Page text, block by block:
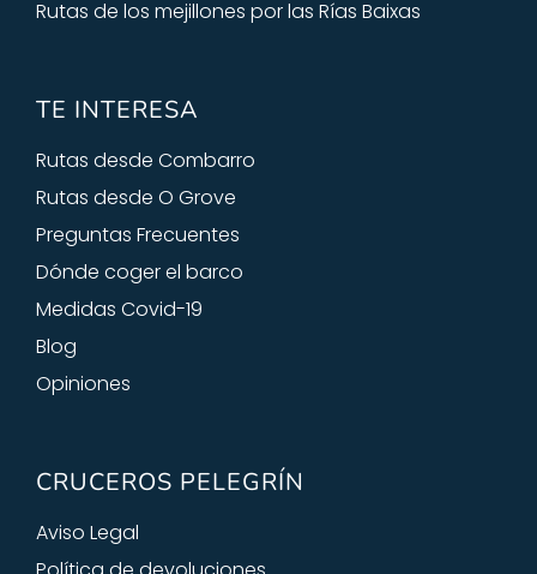
Rutas de los mejillones por las Rías Baixas
TE INTERESA
Rutas desde Combarro
Rutas desde O Grove
Preguntas Frecuentes
Dónde coger el barco
Medidas Covid-19
Blog
Opiniones
CRUCEROS PELEGRÍN
Aviso Legal